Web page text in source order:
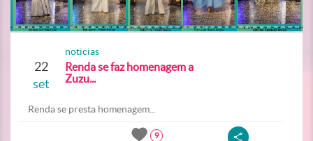
22
set
noticias
Renda se faz homenagem a
Zuzu...
Renda se presta homenagem...
9